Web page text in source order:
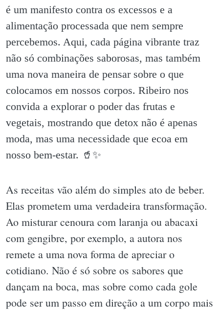
é um manifesto contra os excessos e a
alimentação processada que nem sempre
percebemos. Aqui, cada página vibrante traz
não só combinações saborosas, mas também
uma nova maneira de pensar sobre o que
colocamos em nossos corpos. Ribeiro nos
convida a explorar o poder das frutas e
vegetais, mostrando que detox não é apenas
moda, mas uma necessidade que ecoa em
nosso bem-estar. 🥤✨️
As receitas vão além do simples ato de beber.
Elas prometem uma verdadeira transformação.
Ao misturar cenoura com laranja ou abacaxi
com gengibre, por exemplo, a autora nos
remete a uma nova forma de apreciar o
cotidiano. Não é só sobre os sabores que
dançam na boca, mas sobre como cada gole
pode ser um passo em direção a um corpo mais